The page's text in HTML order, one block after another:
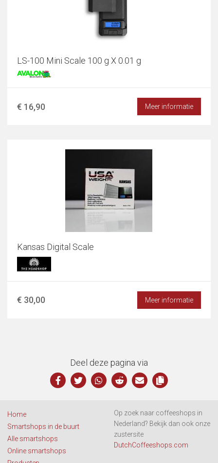
LS-100 Mini Scale 100 g X 0.01 g
€ 16,90 Meer informatie
Kansas Digital Scale
€ 30,00 Meer informatie
Deel deze pagina via
Home
Smartshops in de buurt
Alle smartshops
Online smartshops
Op zoek naar coffeeshops in
Nederland? Bekijk dan ook onze
zustersite
DutchCoffeeshops.com